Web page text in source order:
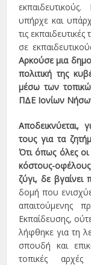
υπήρχε και
τις
σε
Αρκούσε μια
πολιτική της
μέσω των
ΠΔΕ Ιονίων
Αποδεικνύεται,
τους για τα
Ότι όπως όλες οι
κόστους-
ζύγι, δε βγαίνει
δομή που
απαιτούμενης
Εκπαίδευσης,
λήφθηκε για τη
σπουδή και
τοπικές